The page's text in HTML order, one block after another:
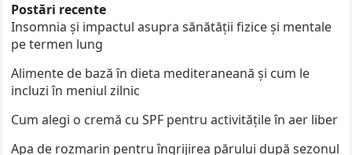
Postări recente
Insomnia și impactul asupra sănătății fizice și mentale
pe termen lung
Alimente de bază în dieta mediteraneană și cum le
incluzi în meniul zilnic
Cum alegi o cremă cu SPF pentru activitățile în aer liber
Apa de rozmarin pentru îngrijirea părului după sezonul